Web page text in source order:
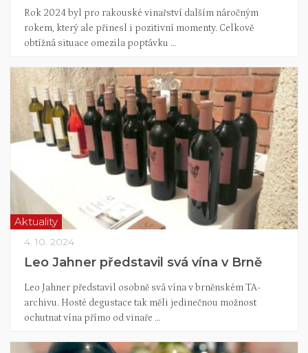
Rok 2024 byl pro rakouské vinařství dalším náročným
rokem, který ale přinesl i pozitivní momenty. Celkově
obtížná situace omezila poptávku …
Aktuality
4. 10. 2024
Leo Jahner představil svá vína v Brně
Leo Jahner představil osobně svá vína v brněnském TA-
archivu. Hosté degustace tak měli jedinečnou možnost
ochutnat vína přímo od vinaře …